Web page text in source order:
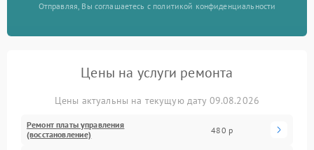
Отправляя, Вы соглашаетесь с политикой конфиденциальности
Цены на услуги ремонта
Цены актуальны на текущую дату 09.08.2026
Ремонт платы управления
(восстановление)
480 р